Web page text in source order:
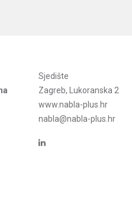
Sjedište
Zagreb, Lukoranska 2
www.nabla-plus.hr
nabla@nabla-plus.hr